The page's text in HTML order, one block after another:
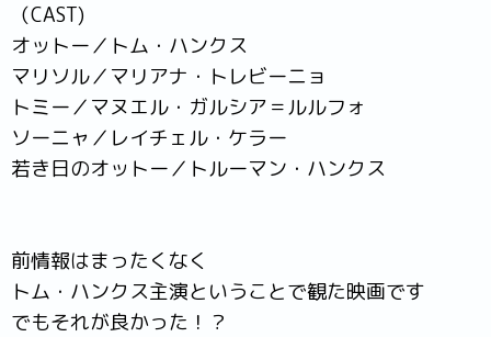
（CAST)
オットー／トム・ハンクス
マリソル／マリアナ・トレビーニョ
トミー／マヌエル・ガルシア＝ルルフォ
ソーニャ／レイチェル・ケラー
若き日のオットー／トルーマン・ハンクス
前情報はまったくなく
トム・ハンクス主演ということで観た映画です
でもそれが良かった！？